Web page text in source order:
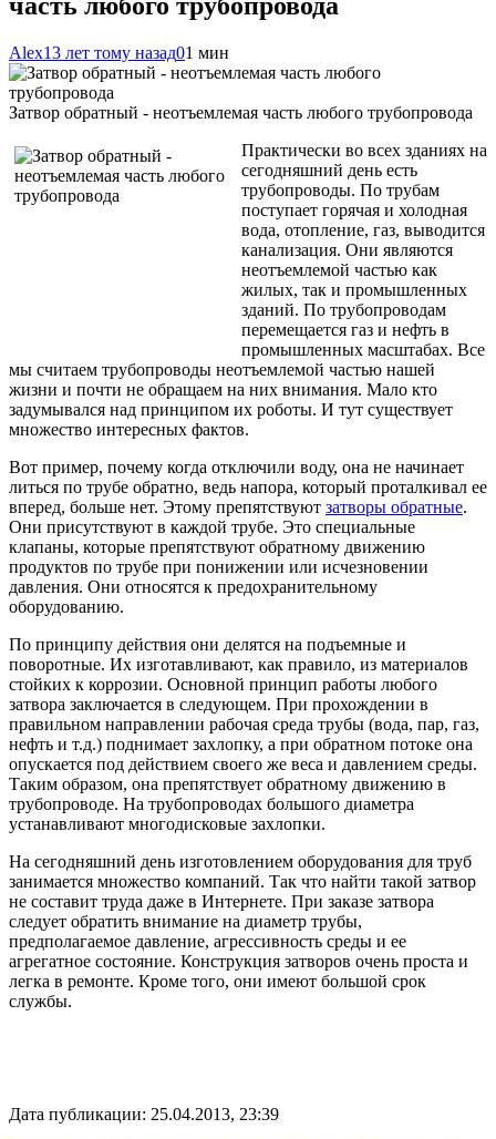
Alex13 лет тому назад01 мин
Затвор обратный - неотъемлемая часть любого трубопровода
Практически во всех зданиях на
сегодняшний день есть
трубопроводы. По трубам
поступает горячая и холодная
вода, отопление, газ, выводится
канализация. Они являются
неотъемлемой частью как
жилых, так и промышленных
зданий. По трубопроводам
перемещается газ и нефть в
промышленных масштабах. Все
мы считаем трубопроводы неотъемлемой частью нашей
жизни и почти не обращаем на них внимания. Мало кто
задумывался над принципом их роботы. И тут существует
множество интересных фактов.
Вот пример, почему когда отключили воду, она не начинает
литься по трубе обратно, ведь напора, который проталкивал ее
вперед, больше нет. Этому препятствуют затворы обратные.
Они присутствуют в каждой трубе. Это специальные
клапаны, которые препятствуют обратному движению
продуктов по трубе при понижении или исчезновении
давления. Они относятся к предохранительному
оборудованию.
По принципу действия они делятся на подъемные и
поворотные. Их изготавливают, как правило, из материалов
стойких к коррозии. Основной принцип работы любого
затвора заключается в следующем. При прохождении в
правильном направлении рабочая среда трубы (вода, пар, газ,
нефть и т.д.) поднимает захлопку, а при обратном потоке она
опускается под действием своего же веса и давлением среды.
Таким образом, она препятствует обратному движению в
трубопроводе. На трубопроводах большого диаметра
устанавливают многодисковые захлопки.
На сегодняшний день изготовлением оборудования для труб
занимается множество компаний. Так что найти такой затвор
не составит труда даже в Интернете. При заказе затвора
следует обратить внимание на диаметр трубы,
предполагаемое давление, агрессивность среды и ее
агрегатное состояние. Конструкция затворов очень проста и
легка в ремонте. Кроме того, они имеют большой срок
службы.
Дата публикации: 25.04.2013, 23:39